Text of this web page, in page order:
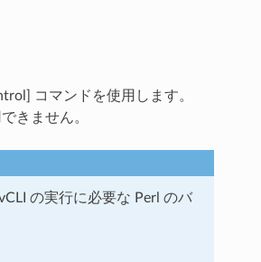
コマンドを使用します。
きません。
の実行に必要な Perl のバ